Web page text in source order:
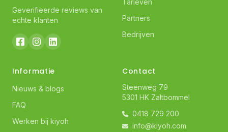
Geverifieerde reviews van
echte klanten
Tarieven
Partners
Bedrijven
Informatie
Nieuws & blogs
FAQ
Werken bij kiyoh
Contact
Steenweg 79
5301 HK Zaltbommel
0418 729 200
info@kiyoh.com